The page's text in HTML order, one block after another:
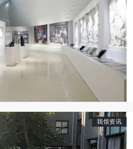
我馆资讯
展示、展览、馆藏艺术
术馆场地、空间、艺术
何非事故当事人及美术
相应的法律条文、组织
责任。
参与活动者在参与活动
施，若参与者因个人原
造成个人受伤、伤害他
展示、展览、馆藏艺术
术馆场地、空间、艺术
何非事故当事人及美术
相应的法律条文、组织
责任。
参与活动者在参与活动
施，若参与者因个人原
造成个人受伤、伤害他
展示、展览、馆藏艺术
术馆场地、空间、艺术
何非事故当事人及美术
相应的法律条文、组织
责任。
参与活动者在参与活动
施，若参与者因个人原
造成个人受伤、伤害他